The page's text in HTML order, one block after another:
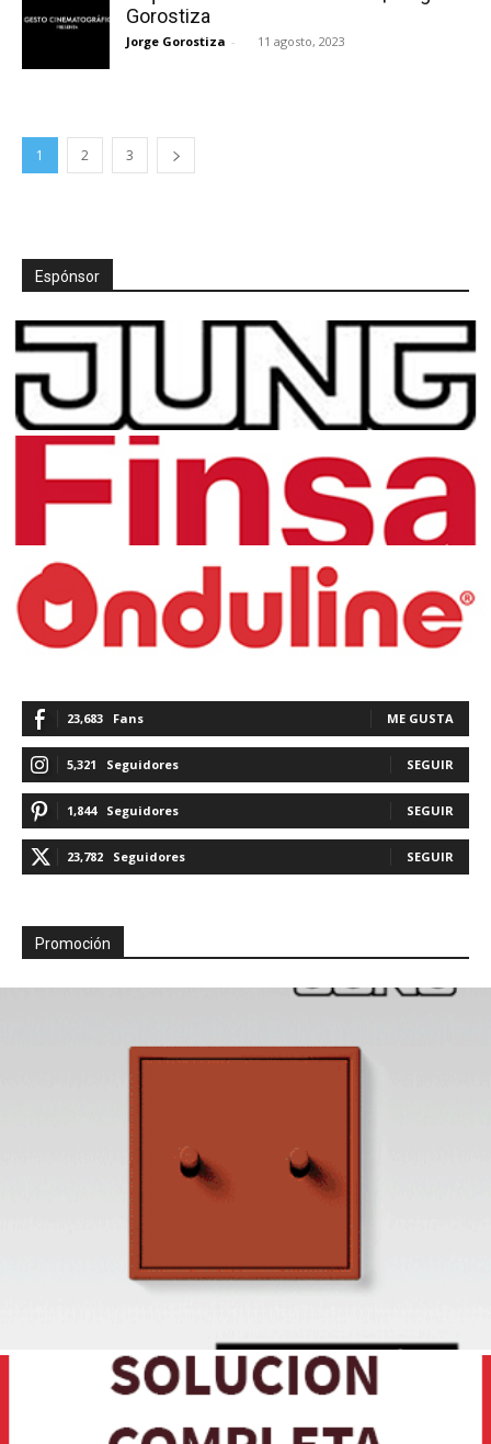
Gorostiza
Jorge Gorostiza - 11 agosto, 2023
1 2 3
Espónsor
23,683 Fans ME GUSTA
5,321 Seguidores SEGUIR
1,844 Seguidores SEGUIR
23,782 Seguidores SEGUIR
Promoción